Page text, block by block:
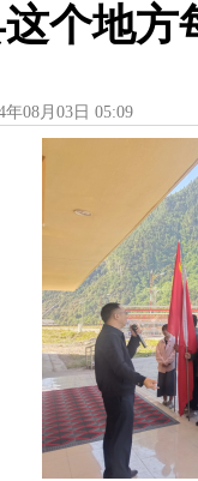
个地方
年08月03日 05:09